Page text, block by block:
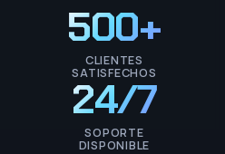
500+
CLIENTES
SATISFECHOS
24/7
SOPORTE
DISPONIBLE